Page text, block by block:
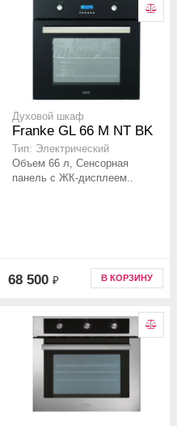
Духовой шкаф
Franke GL 66 M NT BK
Тип: Электрический
Объем 66 л, Сенсорная
панель с ЖК-дисплеем..
68 500 ₽ В КОРЗИНУ